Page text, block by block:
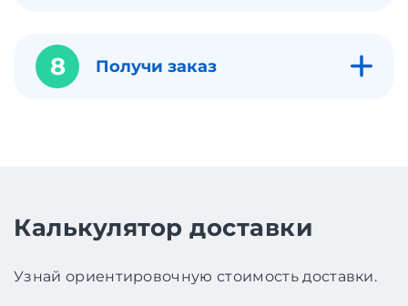
8 Получи заказ
Калькулятор доставки
Узнай ориентировочную стоимость доставки.